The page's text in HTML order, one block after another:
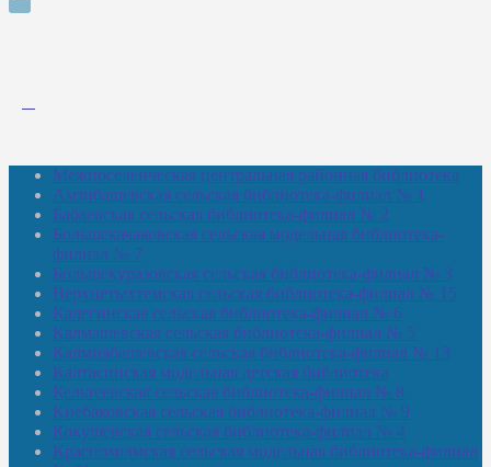
Межпоселенческая центральная районная библиотека
Амзибашевская сельская библиотека-филиал № 1
Бабаевская сельская библиотека-филиал № 2
Большекачаковская сельская модельная библиотека-
филиал № 7
Большекуразовская сельская библиотека-филиал № 3
Верхнетыхтемская сельская библиотека-филиал № 15
Калегинская сельская библиотека-филиал № 6
Калмашевская сельская библиотека-филиал № 5
Калмиябашевская сельская библиотека-филиал № 13
Калтасинская модельная детская библиотека
Кельтеевская сельская библиотека-филиал № 8
Киебаковская сельская библиотека-филиал № 9
Кокушевская сельская библиотека-филиал № 4
Краснохолмская сельская модельная библиотека-филиал